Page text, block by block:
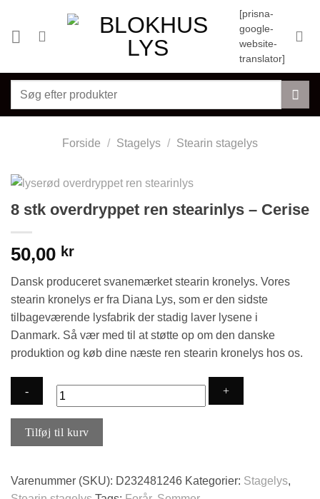
indhold
[prisna-
google-
website-
translator]
Søg
Forside / Stagelys / Stearin stagelys
8 stk overdryppet ren stearinlys – Cerise
50,00 kr
Dansk produceret svanemærket stearin kronelys. Vores
stearin kronelys er fra Diana Lys, som er den sidste
tilbageværende lysfabrik der stadig laver lysene i
Danmark. Så vær med til at støtte op om den danske
produktion og køb dine næste ren stearin kronelys hos os.
ren
Tilføj til kurv
Varenummer (SKU): D232481246 Kategorier: Stagelys,